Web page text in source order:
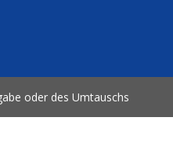
oder des Umtauschs